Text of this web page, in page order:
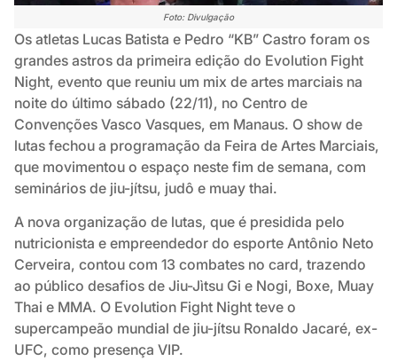
Foto: Divulgação
Os atletas Lucas Batista e Pedro “KB” Castro foram os
grandes astros da primeira edição do Evolution Fight
Night, evento que reuniu um mix de artes marciais na
noite do último sábado (22/11), no Centro de
Convenções Vasco Vasques, em Manaus. O show de
lutas fechou a programação da Feira de Artes Marciais,
que movimentou o espaço neste fim de semana, com
seminários de jiu-jítsu, judô e muay thai.
A nova organização de lutas, que é presidida pelo
nutricionista e empreendedor do esporte Antônio Neto
Cerveira, contou com 13 combates no card, trazendo
ao público desafios de Jiu-Jìtsu Gi e Nogi, Boxe, Muay
Thai e MMA. O Evolution Fight Night teve o
supercampeão mundial de jiu-jítsu Ronaldo Jacaré, ex-
UFC, como presença VIP.